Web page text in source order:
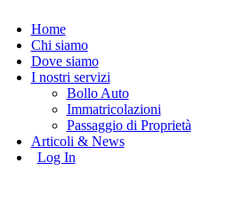
Home
Chi siamo
Dove siamo
I nostri servizi
Bollo Auto
Immatricolazioni
Passaggio di Proprietà
Articoli & News
Log In